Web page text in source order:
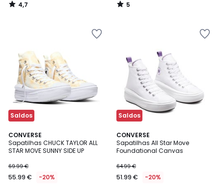
4,7
/
5
/
Saldos
CONVERSE
Sapatilhas CHUCK TAYLOR ALL
STAR MOVE SUNNY SIDE UP
69.99 €
55.99 € -20%
Saldos
CONVERSE
Sapatilhas All Star Move
Foundational Canvas
64.99 €
51.99 € -20%
4,6
/ 5